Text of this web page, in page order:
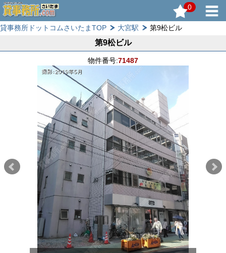
0
貸事務所ドットコムさいたまTOP 大宮駅 第9松ビル
第9松ビル
物件番号:71487